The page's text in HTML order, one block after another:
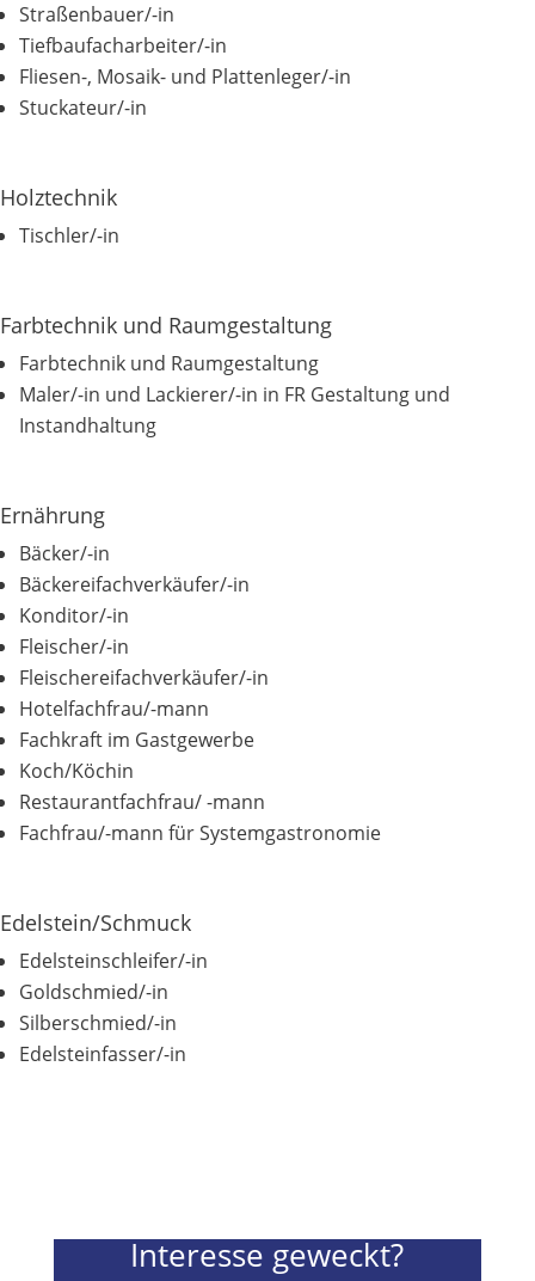
Straßenbauer/-in
Tiefbaufacharbeiter/-in
Fliesen-, Mosaik- und Plattenleger/-in
Stuckateur/-in
Holztechnik
Tischler/-in
Farbtechnik und Raumgestaltung
Farbtechnik und Raumgestaltung
Maler/-in und Lackierer/-in in FR Gestaltung und
Instandhaltung
Ernährung
Bäcker/-in
Bäckereifachverkäufer/-in
Konditor/-in
Fleischer/-in
Fleischereifachverkäufer/-in
Hotelfachfrau/-mann
Fachkraft im Gastgewerbe
Koch/Köchin
Restaurantfachfrau/ -mann
Fachfrau/-mann für Systemgastronomie
Edelstein/Schmuck
Edelsteinschleifer/-in
Goldschmied/-in
Silberschmied/-in
Edelsteinfasser/-in
Interesse geweckt?